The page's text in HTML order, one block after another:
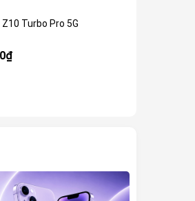
Z10 Turbo Pro 5G